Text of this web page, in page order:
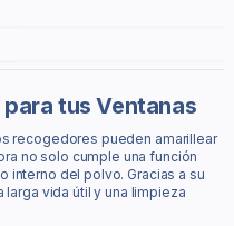
tus Ventanas
recogedores pueden amarillear
no solo cumple una función
interno del polvo. Gracias a su
vida útil y una limpieza